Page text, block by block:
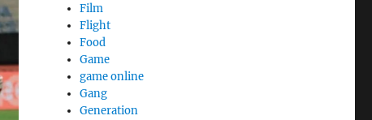
Film
Flight
Food
Game
game online
Gang
Generation